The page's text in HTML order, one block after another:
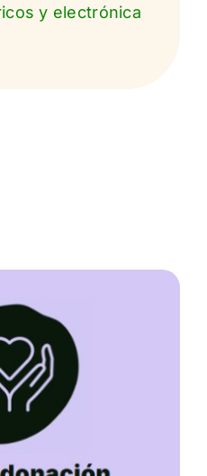
y electrónica